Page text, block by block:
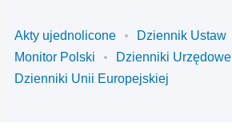
Akty ujednolicone
Dziennik Ustaw
Monitor Polski
Dzienniki Urzędowe
Dzienniki Unii Europejskiej